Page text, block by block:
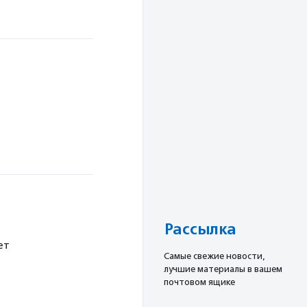
Рассылка
Cамые свежие новости,
лучшие материалы в вашем
почтовом ящике